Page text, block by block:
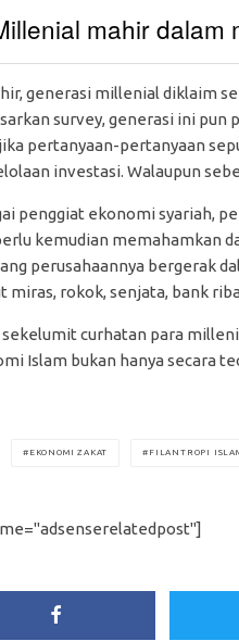
mahir dalam
generasi millenial diklaim
survey, generasi ini pun
pertanyaan-pertanyaan
investasi. Walaupun
penggiat ekonomi syariah,
kemudian memahamkan
perusahaannya bergerak
miras, rokok, senjata, bank
curhatan para
Islam bukan hanya secara
EKONOMI ZAKAT FILANTROPI